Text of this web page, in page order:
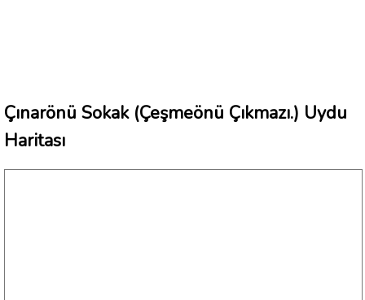
Çınarönü Sokak (Çeşmeönü Çıkmazı.) Uydu
Haritası